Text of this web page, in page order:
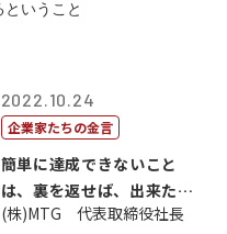
2022.10.24
企業家たちの金言
簡単に達成できないこと
は、裏を返せば、出来たら
価値があるとい...
(株)MTG 代表取締役社長